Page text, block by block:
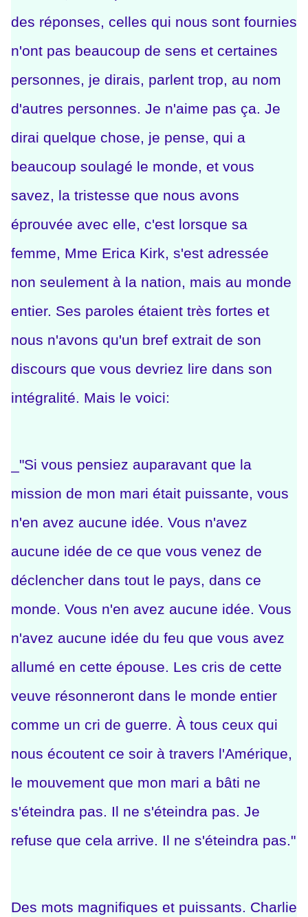
des réponses, celles qui nous sont fournies
n'ont pas beaucoup de sens et certaines
personnes, je dirais, parlent trop, au nom
d'autres personnes. Je n'aime pas ça. Je
dirai quelque chose, je pense, qui a
beaucoup soulagé le monde, et vous
savez, la tristesse que nous avons
éprouvée avec elle, c'est lorsque sa
femme, Mme Erica Kirk, s'est adressée
non seulement à la nation, mais au monde
entier. Ses paroles étaient très fortes et
nous n'avons qu'un bref extrait de son
discours que vous devriez lire dans son
intégralité. Mais le voici:
_"Si vous pensiez auparavant que la
mission de mon mari était puissante, vous
n'en avez aucune idée. Vous n'avez
aucune idée de ce que vous venez de
déclencher dans tout le pays, dans ce
monde. Vous n'en avez aucune idée. Vous
n'avez aucune idée du feu que vous avez
allumé en cette épouse. Les cris de cette
veuve résonneront dans le monde entier
comme un cri de guerre. À tous ceux qui
nous écoutent ce soir à travers l'Amérique,
le mouvement que mon mari a bâti ne
s'éteindra pas. Il ne s'éteindra pas. Je
refuse que cela arrive. Il ne s'éteindra pas."
Des mots magnifiques et puissants. Charlie